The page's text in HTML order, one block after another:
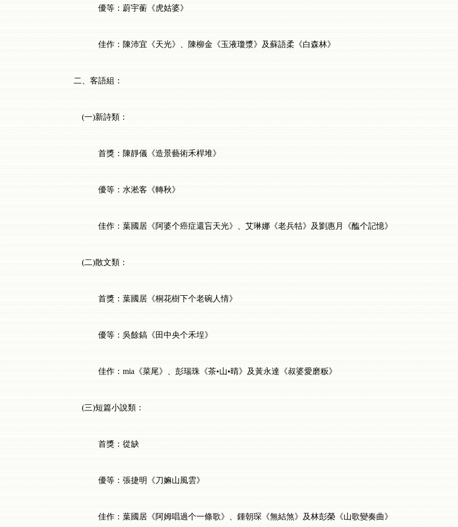
優等：蔚宇蘅《虎姑婆》
佳作：陳沛宜《天光》、陳柳金《玉液瓊漿》及蘇語柔《白森林》
二、客語組：
(一)新詩類：
首獎：陳靜儀《造景藝術禾桿堆》
優等：水淞客《轉秋》
佳作：葉國居《阿婆个癌症還吂天光》、艾琳娜《老兵牯》及劉惠月《醢个記憶》
(二)散文類：
首獎：葉國居《桐花樹下个老碗人情》
優等：吳餘鎬《田中央个禾埕》
佳作： mia 《菜尾》、彭瑞珠《茶•山•晴》及黃永達《叔婆愛磨粄》
(三)短篇小說類：
首獎：從缺
優等：張捷明《刀嫲山風雲》
佳作：葉國居《阿姆唱過个一條歌》、鍾朝琛《無結煞》及林彭榮《山歌變奏曲》